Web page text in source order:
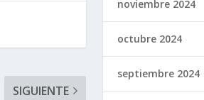
SIGUIENTE
noviembre 2024
octubre 2024
septiembre 2024